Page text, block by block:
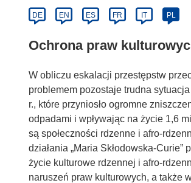
DE EN ES FR IT PL
Ochrona praw
W obliczu eskalacji przestępstw
problemem pozostaje trudna
r., które przyniosło ogromne
odpadami i wpływając na życie 1,6
są społeczności rdzenne i afro-
działania „Maria Skłodowska-
życie kulturowe rdzennej i afro-
naruszeń praw kulturowych, a także